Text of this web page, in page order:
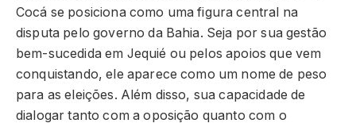
Cocá se posiciona como uma figura central na
disputa pelo governo da Bahia. Seja por sua gestão
bem-sucedida em Jequié ou pelos apoios que vem
conquistando, ele aparece como um nome de peso
para as eleições. Além disso, sua capacidade de
dialogar tanto com a oposição quanto com o